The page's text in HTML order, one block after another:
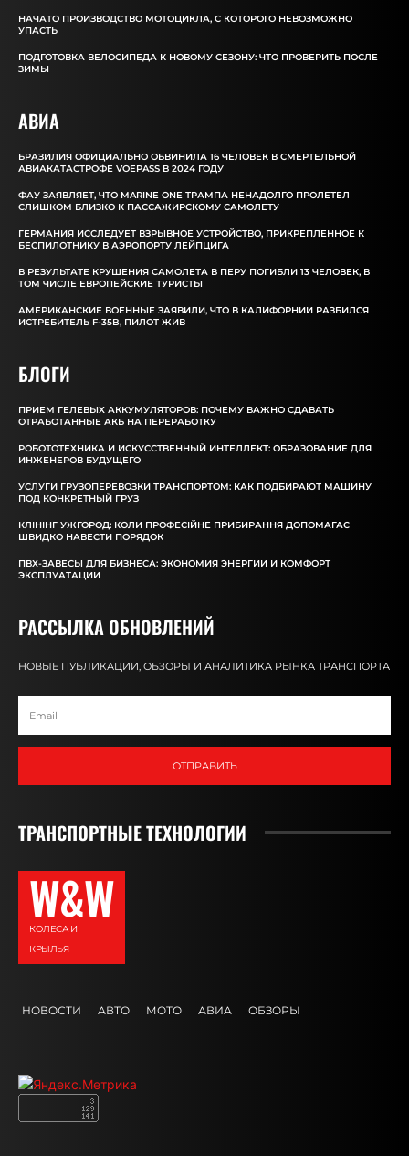
НАЧАТО ПРОИЗВОДСТВО МОТОЦИКЛА, С КОТОРОГО НЕВОЗМОЖНО
УПАСТЬ
ПОДГОТОВКА ВЕЛОСИПЕДА К НОВОМУ СЕЗОНУ: ЧТО ПРОВЕРИТЬ ПОСЛЕ
ЗИМЫ
АВИА
БРАЗИЛИЯ ОФИЦИАЛЬНО ОБВИНИЛА 16 ЧЕЛОВЕК В СМЕРТЕЛЬНОЙ
АВИАКАТАСТРОФЕ VOEPASS В 2024 ГОДУ
ФАУ ЗАЯВЛЯЕТ, ЧТО MARINE ONE ТРАМПА НЕНАДОЛГО ПРОЛЕТЕЛ
СЛИШКОМ БЛИЗКО К ПАССАЖИРСКОМУ САМОЛЕТУ
ГЕРМАНИЯ ИССЛЕДУЕТ ВЗРЫВНОЕ УСТРОЙСТВО, ПРИКРЕПЛЕННОЕ К
БЕСПИЛОТНИКУ В АЭРОПОРТУ ЛЕЙПЦИГА
В РЕЗУЛЬТАТЕ КРУШЕНИЯ САМОЛЕТА В ПЕРУ ПОГИБЛИ 13 ЧЕЛОВЕК, В
ТОМ ЧИСЛЕ ЕВРОПЕЙСКИЕ ТУРИСТЫ
АМЕРИКАНСКИЕ ВОЕННЫЕ ЗАЯВИЛИ, ЧТО В КАЛИФОРНИИ РАЗБИЛСЯ
ИСТРЕБИТЕЛЬ F-35B, ПИЛОТ ЖИВ
БЛОГИ
ПРИЕМ ГЕЛЕВЫХ АККУМУЛЯТОРОВ: ПОЧЕМУ ВАЖНО СДАВАТЬ
ОТРАБОТАННЫЕ АКБ НА ПЕРЕРАБОТКУ
РОБОТОТЕХНИКА И ИСКУССТВЕННЫЙ ИНТЕЛЛЕКТ: ОБРАЗОВАНИЕ ДЛЯ
ИНЖЕНЕРОВ БУДУЩЕГО
УСЛУГИ ГРУЗОПЕРЕВОЗКИ ТРАНСПОРТОМ: КАК ПОДБИРАЮТ МАШИНУ
ПОД КОНКРЕТНЫЙ ГРУЗ
КЛІНІНГ УЖГОРОД: КОЛИ ПРОФЕСІЙНЕ ПРИБИРАННЯ ДОПОМАГАЄ
ШВИДКО НАВЕСТИ ПОРЯДОК
ПВХ-ЗАВЕСЫ ДЛЯ БИЗНЕСА: ЭКОНОМИЯ ЭНЕРГИИ И КОМФОРТ
ЭКСПЛУАТАЦИИ
РАССЫЛКА ОБНОВЛЕНИЙ
НОВЫЕ ПУБЛИКАЦИИ, ОБЗОРЫ И АНАЛИТИКА РЫНКА ТРАНСПОРТА
ОТПРАВИТЬ
ТРАНСПОРТНЫЕ ТЕХНОЛОГИИ
W&W
КОЛЕСА И
КРЫЛЬЯ
НОВОСТИ АВТО МОТО АВИА ОБЗОРЫ